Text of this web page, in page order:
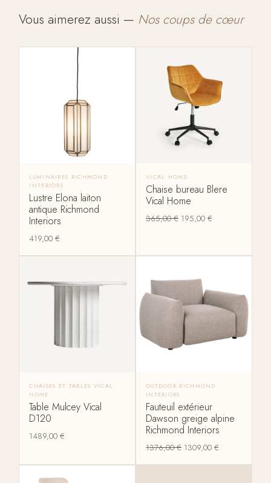
Vous aimerez aussi — Nos coups de cœur
LUMINAIRES RICHMOND
INTERIORS
Lustre Elona laiton
antique Richmond
Interiors
419,00€
VICAL HOME
Chaise bureau Blere
Vical Home
365,00€ 195,00 €
CHAISES ET TABLES VICAL
HOME
Table Mulcey Vical
D120
1489,00€
OUTDOOR RICHMOND
INTERIORS
Fauteuil extérieur
Dawson greige alpine
Richmond Interiors
1376,00€ 1309,00 €